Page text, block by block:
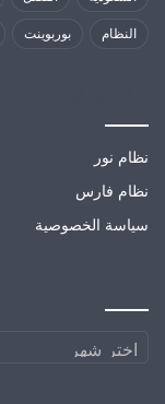
النظام بوربوينت
نظام نور
نظام فارس
سياسة الخصوصية
الارشيف